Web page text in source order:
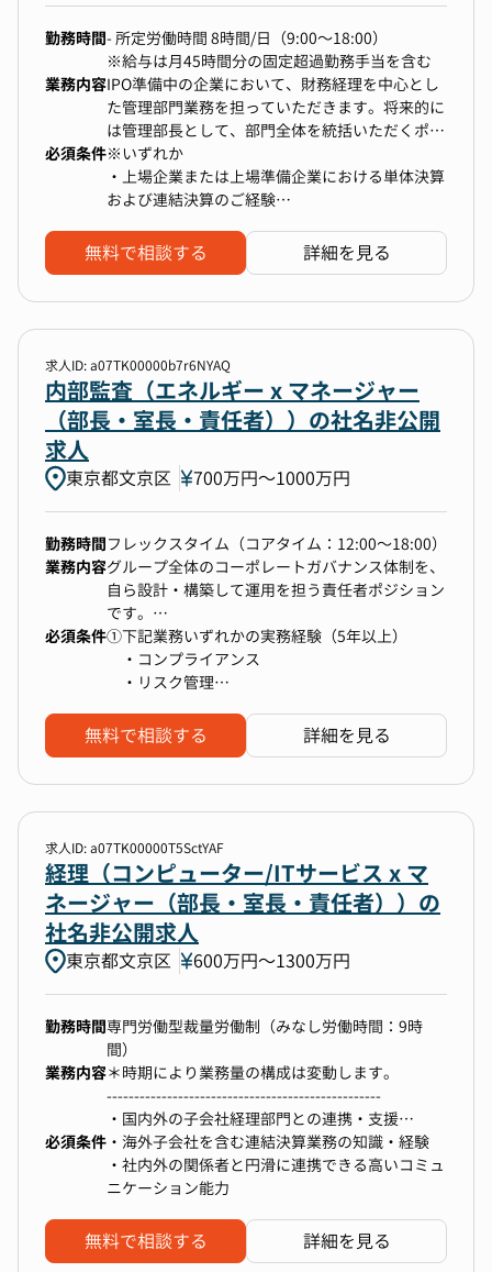
をリアルタイムで分析し、新旧プロダクトへのフ
ィードバックを統合。これにより、プロダクト開
発の方向性を定める重要な洞察を提供します。
・オペレーションの最適化： 社内オペレーショ
ンの効率化を図り、スケールアップを実現しま
す。データに基づくアプローチでリソースの最適
配分を行い、組織全体の自動化と効率化を推進し
ます。
・新規顧客開拓： 主要なタッチポイントを設計
し、潜在顧客とのエンゲージメント機会を増やし
ます。
・顧客体験の向上： 経営課題を把握し、それに
・リレーションシップ構築： 顧客やパートナー
との長期的な関係を築き、持続可能なビジネスモ
デルを構築します。
・商談の再現性： 成功した商談のパターンを分
仕事ができます。
・世界にない技術を実用化し、自分たちの手で世
界の医療や生命科学を変革していくという醍醐味
がございます。
・ストックオプション制度があります。
勤務時間- 所定労働時間 8時間/日（9:00〜18:00）
※給与は月45時間分の固定超過勤務手当を含む
業務内容IPO準備中の企業において、財務経理を中心とし
た管理部門業務を担っていただきます。将来的に
は管理部長として、部門全体を統括いただくポジ
ションです。
・月次・四半期・年次決算業務
・監査法人対応
・チームメンバー（正社員・派遣）のマネジメン
ト
・人事労務・法務・総務領域のハンドリング
【魅力ポイント】
・IPO準備の最前線で、連結決算・海外子会社対
応・内部統制等の幅広い経験を積める
・中国（上海）子会社を持つ企業のため、海外と
の連結決算・国際会計対応に携われる
・リモートワークを取り入れ、柔軟な働き方が可
・社風はなごやかでフレンドリー。安心して働け
る雇用環境を整備
必須条件※いずれか
・上場企業または上場準備企業における単体決算
および連結決算のご経験
管理部門全体管掌のご経験
・公認会計士または税理士の資格をお持ちの方
無料で相談する 詳細を見る
求人ID: a07TK00000b7r6NYAQ
内部監査（エネルギー x マネージャー
（部長・室長・責任者））の社名非公開
求人
東京都文京区 700万円〜1000万円
勤務時間フレックスタイム（コアタイム：12:00〜18:00）
業務内容グループ全体のコーポレートガバナンス体制を、
自ら設計・構築して運用を担う責任者ポジション
です。
①コンプライアンス・リスク管理業務
・グループ全体のコンプライアンス・リスク
・社内規定、コンプラ研修、腐敗防止策など
の整備・運用
②内部監査業務
・グループ監査計画の策定
・監査手続きの実施
・監査報告書の作成（リスクの指摘と改善提
案）
・各種契約書の作成、レビュー、管理（和
文・英文含む）
・取引先との法的条件交渉のサポート
・新規事業、M&A、業務提携、投資案件の法
務支援
必須条件①下記業務いずれかの実務経験（5年以上）
・コンプライアンス
・リスク管理
・法務
③自ら課題を発見し、主体的に改善提案・実行で
きる力
無料で相談する 詳細を見る
求人ID: a07TK00000T5SctYAF
経理（コンピューター/ITサービス x マ
ネージャー（部長・室長・責任者））の
社名非公開求人
東京都文京区 600万円〜1300万円
勤務時間専門労働型裁量労働制（みなし労働時間：9時
間）
業務内容＊時期により業務量の構成は変動します。
--------------------------------------------------
・国内外の子会社経理部門との連携・支援
- 経理面での助言・支援
- 連結財務諸表の作成
- 月次、四半期・年次決算の実施
- 決算書や社内報告資料の作成
必須条件 ・海外子会社を含む連結決算業務の知識・経験
・社内外の関係者と円滑に連携できる高いコミュ
ニケーション能力
無料で相談する 詳細を見る